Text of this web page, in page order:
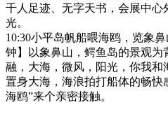
千人足迹、无字天书，会展中
光。
10:30小平岛帆船喂海鸥，览象
钟】以象鼻山，鳄鱼岛的景观为
融，大海，微风，阳光，你我
置身大海，海浪拍打船体的畅快
海鸥”来个亲密接触。